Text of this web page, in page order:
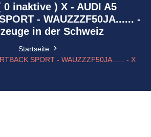
0 inaktive ) X - AUDI A5
- WAUZZZF50JA...... -
in der Schweiz
Startseite
SPORT - WAUZZZF50JA...... - X